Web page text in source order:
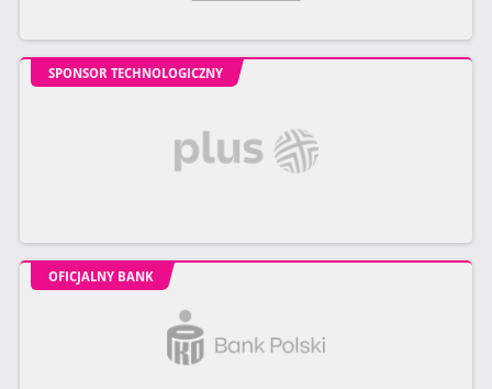
SPONSOR TECHNOLOGICZNY
OFICJALNY BANK